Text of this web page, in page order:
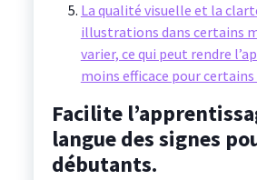
La qualité visuelle et la
illustrations dans certains
varier, ce qui peut rendre
moins efficace pour
Facilite
langue des signes
débutants.